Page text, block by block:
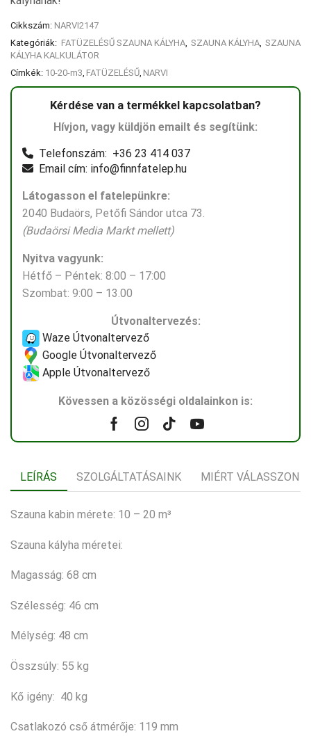
Cikkszám: NARVI2147
Kategóriák: FATÜZELÉSŰ SZAUNA KÁLYHA SZAUNA KÁLYHA SZAUNA
KÁLYHA KALKULÁTOR
Címkék: 10-20-m3 FATÜZELÉSŰ NARVI
Kérdése van a termékkel kapcsolatban?
Hívjon, vagy küldjön emailt és segítünk:
Telefonszám: +36 23 414 037
Email cím: info@finnfatelep.hu
Látogasson el fatelepünkre:
2040 Budaörs, Petőfi Sándor utca 73.
(Budaörsi Media Markt mellett)
Nyitva vagyunk:
Hétfő – Péntek: 8:00 – 17:00
Szombat: 9:00 – 13.00
Útvonaltervezés:
Waze Útvonaltervező
Google Útvonaltervező
Apple Útvonaltervező
Kövessen a közösségi oldalainkon is:
Facebook
Instagram
Tik- Youtube
LEÍRÁS SZOLGÁLTATÁSAINK MIÉRT VÁLASSZON
Szauna kabin mérete: 10 – 20 m³
Szauna kályha méretei:
Magasság: 68 cm
Szélesség: 46 cm
Mélység: 48 cm
Összsúly: 55 kg
Kő igény: 40 kg
Csatlakozó cső átmérője: 119 mm